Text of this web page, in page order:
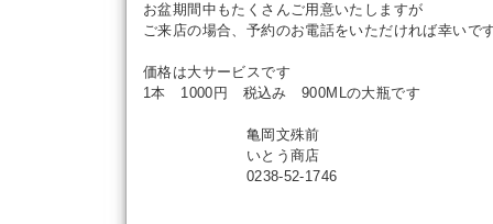
お盆期間中もたくさんご用意いたしますが
ご来店の場合、予約のお電話をいただければ幸いで
価格は大サービスです
1本 1000円 税込み 900MLの大瓶です
亀岡文殊前
いとう商店
0238-52-1746